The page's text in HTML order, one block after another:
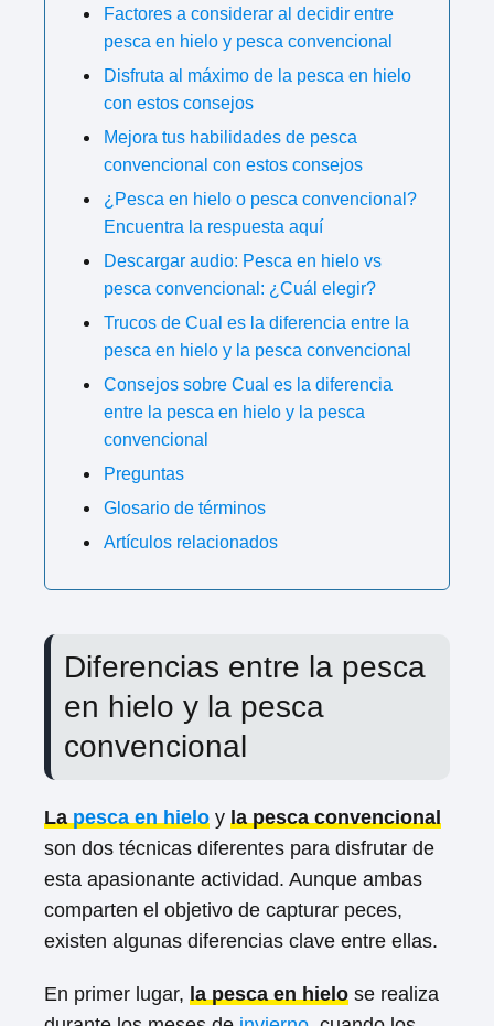
Factores a considerar al decidir entre
pesca en hielo y pesca convencional
Disfruta al máximo de la pesca en hielo
con estos consejos
Mejora tus habilidades de pesca
convencional con estos consejos
¿Pesca en hielo o pesca convencional?
Encuentra la respuesta aquí
Descargar audio: Pesca en hielo vs
pesca convencional: ¿Cuál elegir?
Trucos de Cual es la diferencia entre la
pesca en hielo y la pesca convencional
Consejos sobre Cual es la diferencia
entre la pesca en hielo y la pesca
convencional
Preguntas
Glosario de términos
Artículos relacionados
Diferencias entre la pesca
en hielo y la pesca
convencional
Lapesca en hielo y la pesca convencional
son dos técnicas diferentes para disfrutar de
esta apasionante actividad. Aunque ambas
comparten el objetivo de capturar peces,
existen algunas diferencias clave entre ellas.
En primer lugar, la pesca en hielo se realiza